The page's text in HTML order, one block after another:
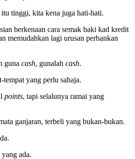
tinggi, kita kena juga hati-hati.
berkenaan cara semak baki kad kredit
memudahkan lagi urusan perbankan
guna cash, gunalah cash.
yang perlu sahaja.
points, tapi selalunya ramai yang
ganjaran, terbeli yang bukan-bukan.
ada.